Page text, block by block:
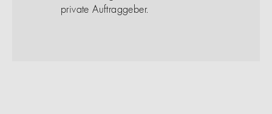
private Auftraggeber.